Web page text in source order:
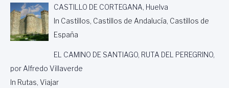
CASTILLO DE CORTEGANA, Huelva
In Castillos, Castillos de Andalucía, Castillos de
España
EL CAMINO DE SANTIAGO, RUTA DEL PEREGRINO,
por Alfredo Villaverde
In Rutas, Viajar